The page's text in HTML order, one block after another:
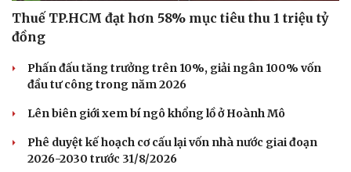
Du lịch
Tư vấn
check-in
Câu chuyện thời sự
Cửa sổ tình yêu
Thuế TP.HCM đạt hơn 58% mục tiêu thu 1 triệu tỷ
đồng
Phấn đấu tăng trưởng trên 10%, giải ngân 100% vốn
đầu tư công trong năm 2026
Lên biên giới xem bí ngô khổng lồ ở Hoành Mô
Phê duyệt kế hoạch cơ cấu lại vốn nhà nước giai đoạn
2026-2030 trước 31/8/2026